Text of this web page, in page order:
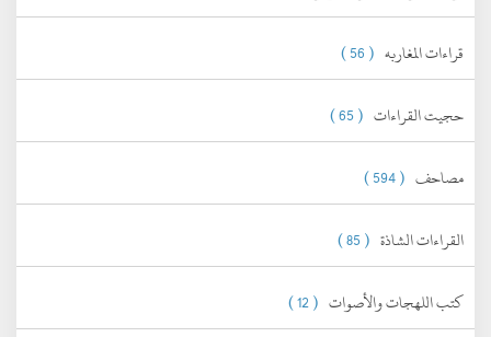
قراءات المغاربه ( 56 )
حجيت القراءات ( 65 )
مصاحف ( 594 )
القراءات الشاذة ( 85 )
كتب اللهجات والأصوات ( 12 )